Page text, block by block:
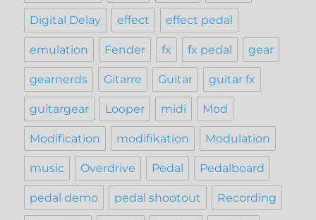
Digital Delay effect effect pedal
emulation Fender fx fx pedal gear
gearnerds Gitarre Guitar guitar fx
guitargear Looper midi Mod
Modification modifikation Modulation
music Overdrive Pedal Pedalboard
pedal demo pedal shootout Recording